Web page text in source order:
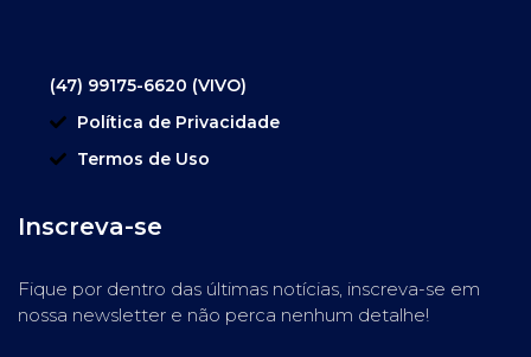
(47) 99175-6620 (VIVO)
Política de Privacidade
Termos de Uso
Inscreva-se
Fique por dentro das últimas notícias, inscreva-se em
nossa newsletter e não perca nenhum detalhe!